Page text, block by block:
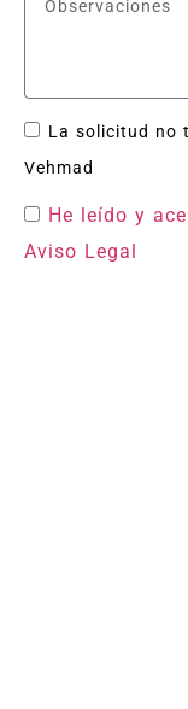
La solicitud no
Vehmad
He leído y
Aviso Legal